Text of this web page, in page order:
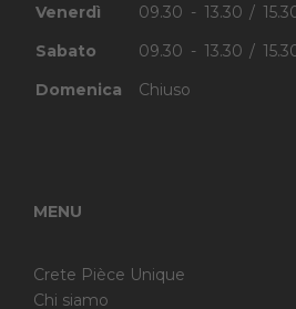
Venerdì
09.30 - 13.30 /
Sabato
09.30 - 13.30 /
Domenica
Chiuso
MENU
Crete Pièce Unique
Chi siamo